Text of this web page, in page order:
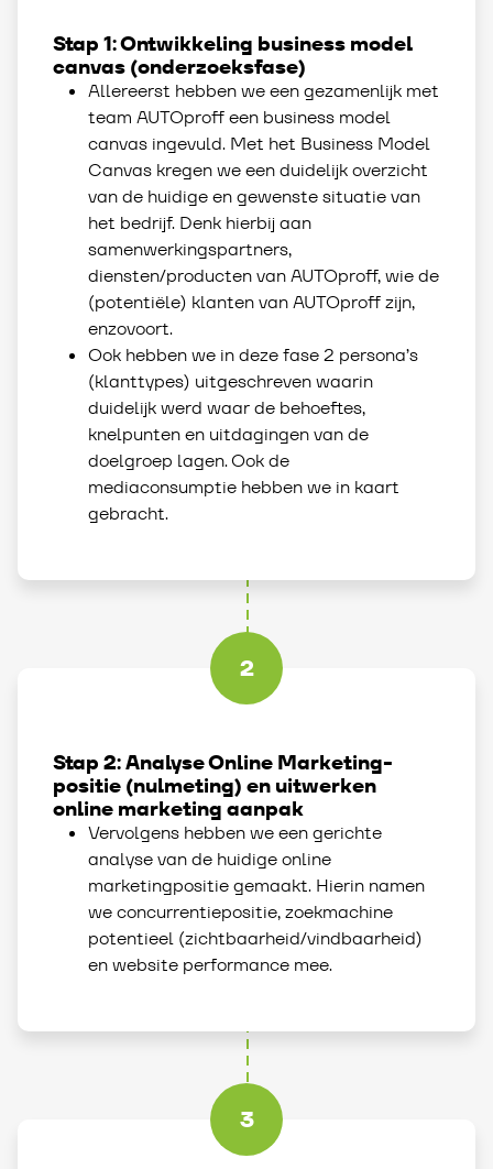
Stap 1: Ontwikkeling business model
canvas (onderzoeksfase)
Allereerst hebben we een gezamenlijk met
team AUTOproff een business model
canvas ingevuld. Met het Business Model
Canvas kregen we een duidelijk overzicht
van de huidige en gewenste situatie van
het bedrijf. Denk hierbij aan
samenwerkingspartners,
diensten/producten van AUTOproff, wie de
(potentiële) klanten van AUTOproff zijn,
enzovoort.
Ook hebben we in deze fase 2 persona’s
(klanttypes) uitgeschreven waarin
duidelijk werd waar de behoeftes,
knelpunten en uitdagingen van de
doelgroep lagen. Ook de
mediaconsumptie hebben we in kaart
gebracht.
2
Stap 2: Analyse Online Marketing-
positie (nulmeting) en uitwerken
online marketing aanpak
Vervolgens hebben we een gerichte
analyse van de huidige online
marketingpositie gemaakt. Hierin namen
we concurrentiepositie, zoekmachine
potentieel (zichtbaarheid/vindbaarheid)
en website performance mee.
3